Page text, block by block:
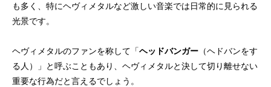
も多く、特にヘヴィメタルなど激しい音楽では日常的に見られる
光景です。
ヘヴィメタルのファンを称して「ヘッドバンガー （ヘドバンをす
る人）」と呼ぶこともあり、ヘヴィメタルと決して切り離せない
重要な行為だと言えるでしょう。